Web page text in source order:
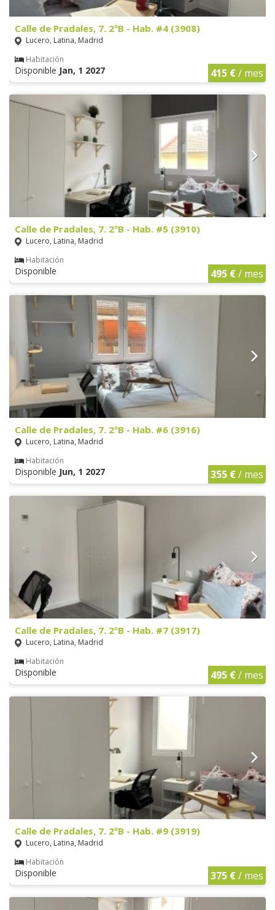
Calle de Pradales, 7. 2ºB - Hab. #4 (3908)
Lucero, Latina, Madrid
Habitación
Disponible Jan, 1 2027 415 €/ mes
Calle de Pradales, 7. 2ºB - Hab. #5 (3910)
Lucero, Latina, Madrid
Habitación
Disponible 495 €/ mes
Calle de Pradales, 7. 2ºB - Hab. #6 (3916)
Lucero, Latina, Madrid
Habitación
Disponible Jun, 1 2027 355 €/ mes
Calle de Pradales, 7. 2ºB - Hab. #7 (3917)
Lucero, Latina, Madrid
Habitación
Disponible 495 €/ mes
Calle de Pradales, 7. 2ºB - Hab. #9 (3919)
Lucero, Latina, Madrid
Habitación
Disponible 375 €/ mes